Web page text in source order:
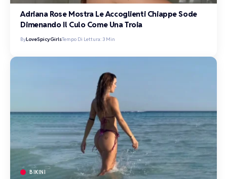
Adriana Rose Mostra Le Accoglienti Chiappe Sode
Dimenando Il Culo Come Una Troia
ByLoveSpicyGirlsTempo Di Lettura: 3 Min
BIKINI